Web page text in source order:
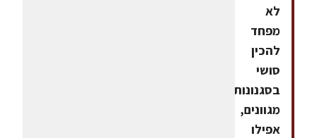
לא
מפחד
להכין
סושי
בסגנונות
מגוונים,
אפילו